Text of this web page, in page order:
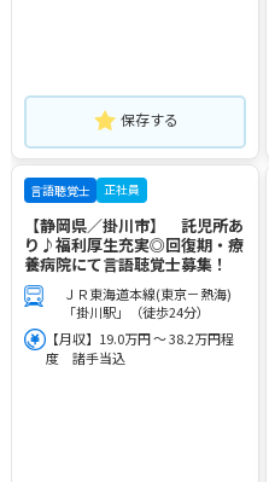
保存する
言語聴覚士 正社員
【静岡県／掛川市】 託児所あ
り♪福利厚生充実◎回復期・療
養病院にて言語聴覚士募集！
ＪＲ東海道本線(東京－熱海)
「掛川駅」（徒歩24分）
【月収】19.0万円 ～ 38.2万円程
度 諸手当込